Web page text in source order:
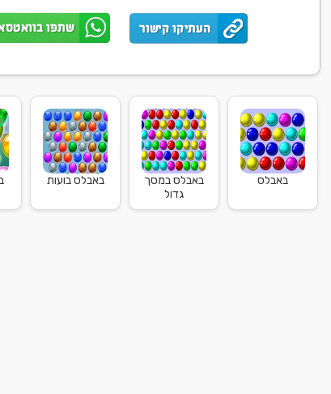
באבלס
באבלס במסך
גדול
באבלס בועות